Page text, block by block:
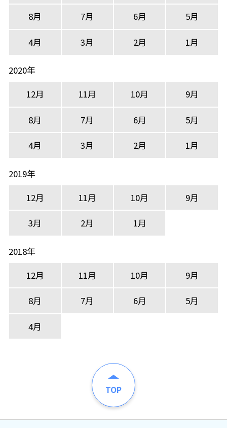
8月 7月 6月 5月
4月 3月 2月 1月
2020年
12月
11月 10月 9月
8月 7月 6月 5月
4月 3月 2月 1月
2019年
12月
11月 10月 9月
3月 2月 1月
2018年
12月
11月 10月 9月
8月 7月 6月 5月
4月
TOP